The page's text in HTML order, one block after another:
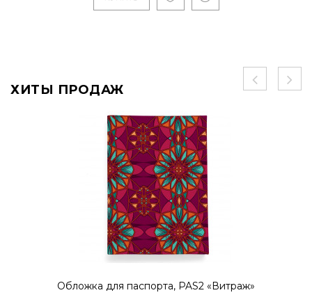
ХИТЫ ПРОДАЖ
Обложка для паспорта, PAS2 «Витраж»